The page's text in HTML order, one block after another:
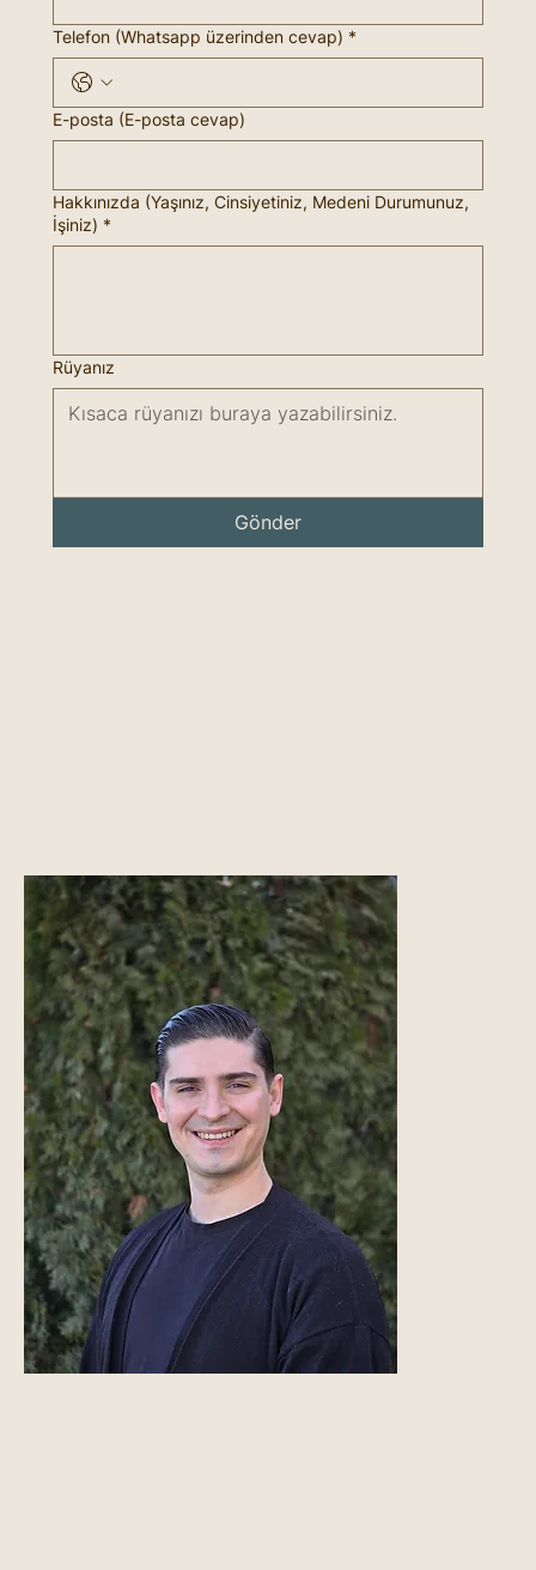
Telefon (Whatsapp üzerinden cevap) *
E-posta (E-posta cevap)
Hakkınızda (Yaşınız, Cinsiyetiniz, Medeni Durumunuz,
İşiniz) *
Rüyanız
Gönder